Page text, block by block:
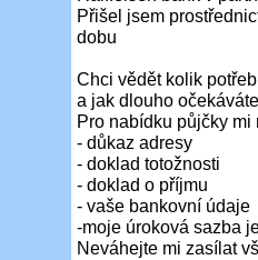
Přišel jsem
dobu
Chci vědět kolik
a jak dlouho
Pro nabídku půjčky mi
- důkaz adresy
- doklad totožnosti
- doklad o příjmu
- vaše bankovní údaje
-moje úroková sazba
Neváhejte mi zasílat